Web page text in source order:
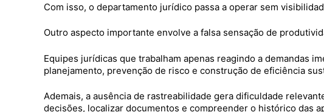
Com isso, o departamento jurídico passa a operar sem
Outro aspecto importante envolve a falsa sensação de
Equipes jurídicas que trabalham apenas reagindo a demandas
planejamento, prevenção de risco e construção de eficiência
Ademais, a ausência de rastreabilidade gera dificuldade
decisões, localizar documentos e compreender o histórico das